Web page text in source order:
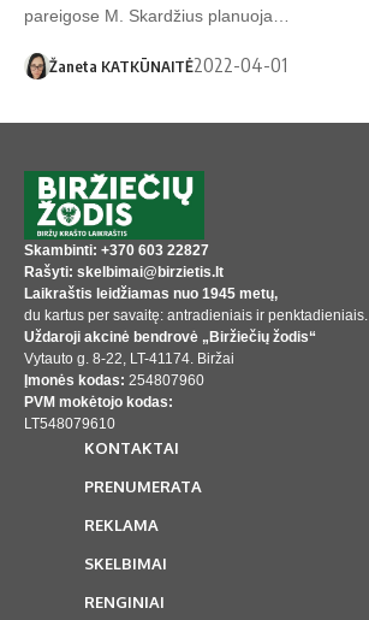
pareigose M. Skardžius planuoja…
Žaneta KATKŪNAITĖ2022-04-01
Skambinti: +370 603 22827
Rašyti: skelbimai@birzietis.lt
Laikraštis leidžiamas nuo 1945 metų,
du kartus per savaitę: antradieniais ir penktadieniais.
Uždaroji akcinė bendrovė „Biržiečių žodis“
Vytauto g. 8-22, LT-41174. Biržai
Įmonės kodas: 254807960
PVM mokėtojo kodas:
LT548079610
KONTAKTAI
PRENUMERATA
REKLAMA
SKELBIMAI
RENGINIAI